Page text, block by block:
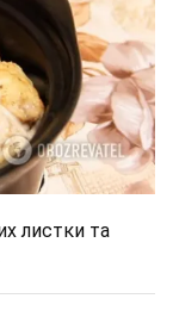
листки та